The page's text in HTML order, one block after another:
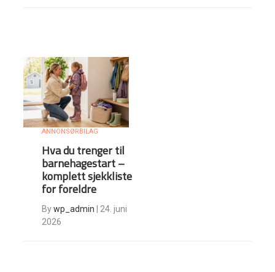
ANNONSØRBILAG
Hva du trenger til
barnehagestart –
komplett sjekkliste
for foreldre
Bywp_admin
24. juni
2026